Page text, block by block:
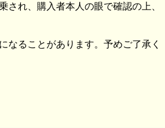
れ、購入者本人の眼で確認の上、
なることがあります。予めご了承く